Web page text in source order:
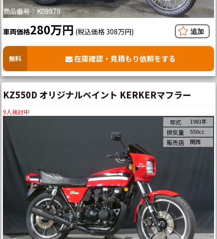
商品番号：K08979
車両価格280万円 (税込価格 308万円)
無料 在庫確認・見積もり依頼をする
KZ550D オリジナルペイント KERKERマフラー
9人検討中
年式 1981年
排気量 550cc
販売店 関西